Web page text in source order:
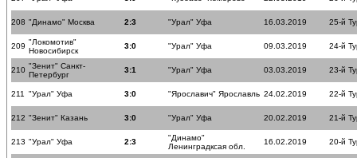
208 "Динамо" Москва 2:3 "Урал" Уфа 16.03.2019 25-й
209 "Локомотив"
Новосибирск
3:0 "Урал" Уфа 09.03.2019 24-й
210 "Зенит" Санкт-
Петербург
3:1 "Урал" Уфа 03.03.2019 23-й
211 "Урал" Уфа 3:0 "Ярославич" Ярославль 24.02.2019 22-й
212 "Зенит" Казань 3:0 "Урал" Уфа 20.02.2019 21-й
213 "Урал" Уфа 2:3
"Динамо"
Ленинградксая обл.
16.02.2019 20-й